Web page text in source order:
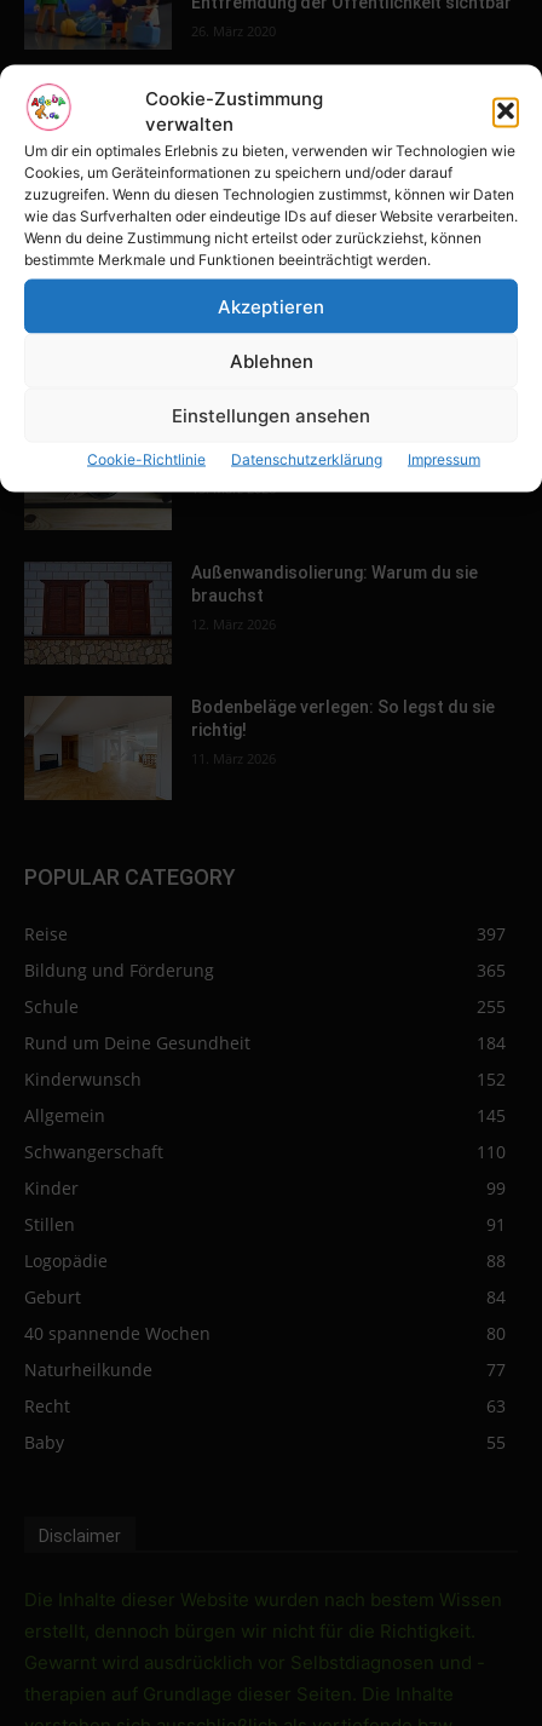
Cookie-Zustimmung
verwalten
Um dir ein optimales Erlebnis zu bieten, verwenden wir Technologien wie
Cookies, um Geräteinformationen zu speichern und/oder darauf
zuzugreifen. Wenn du diesen Technologien zustimmst, können wir Daten
wie das Surfverhalten oder eindeutige IDs auf dieser Website verarbeiten.
Wenn du deine Zustimmung nicht erteilst oder zurückziehst, können
bestimmte Merkmale und Funktionen beeinträchtigt werden.
Akzeptieren
Ablehnen
Einstellungen ansehen
Cookie-Richtlinie Datenschutzerklärung Impressum
26. März 2020
POPULAR POSTS
Tulpenfest läutet Frühling in Potsdam
ein
16. April 2026
Familien-Paradies an der Adria
31. März 2026
dein Zuhause
13. März 2026
Außenwandisolierung: Warum du sie
brauchst
12. März 2026
Bodenbeläge verlegen: So legst du sie
richtig!
11. März 2026
POPULAR CATEGORY
Reise
397
Bildung und Förderung
365
Schule
255
Rund um Deine Gesundheit
184
Kinderwunsch
152
Allgemein
145
Schwangerschaft
110
Kinder
99
Stillen
91
Logopädie
88
Geburt
84
40 spannende Wochen
80
Naturheilkunde
77
Recht
63
Baby
55
Disclaimer
Die Inhalte dieser Website wurden nach bestem Wissen
erstellt, dennoch bürgen wir nicht für die Richtigkeit.
Gewarnt wird ausdrücklich vor Selbstdiagnosen und -
therapien auf Grundlage dieser Seiten. Die Inhalte